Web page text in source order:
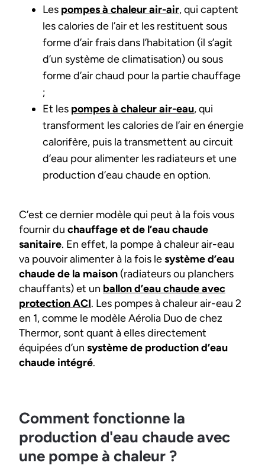
Les pompes à chaleur air-air, qui captent
les calories de l’air et les restituent sous
forme d’air frais dans l’habitation (il s’agit
d’un système de climatisation) ou sous
forme d’air chaud pour la partie chauffage
;
Et les pompes à chaleur air-eau, qui
transforment les calories de l’air en énergie
calorifère, puis la transmettent au circuit
d’eau pour alimenter les radiateurs et une
production d’eau chaude en option.
C’est ce dernier modèle qui peut à la fois vous
fournir du chauffage et de l’eau chaude
sanitaire. En effet, la pompe à chaleur air-eau
va pouvoir alimenter à la fois lesystème d’eau
chaude de la maison (radiateurs ou planchers
chauffants) et un ballon d’eau chaude avec
protection ACI. Les pompes à chaleur air-eau 2
en 1, comme le modèle Aérolia Duo de chez
Thermor, sont quant à elles directement
équipées d’un système de production d’eau
chaude intégré.
Comment fonctionne la
production d'eau chaude avec
une pompe à chaleur ?